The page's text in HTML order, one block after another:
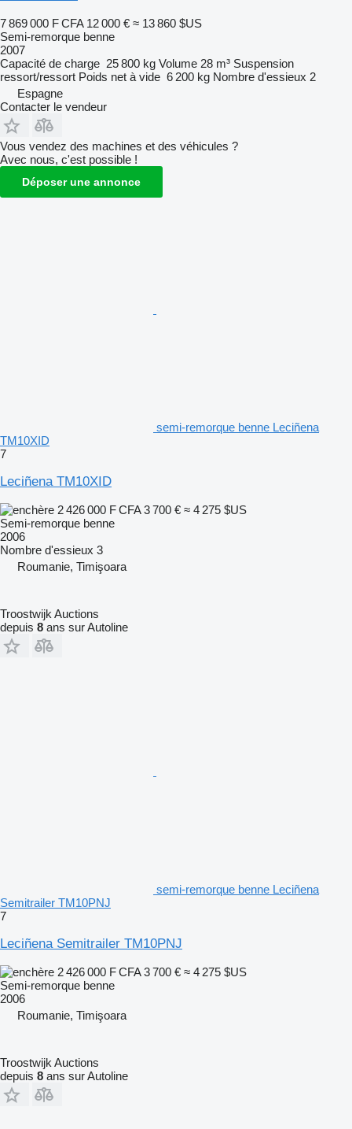
7 869 000 F CFA 12 000 € ≈ 13 860 $US
Semi-remorque benne
2007
Capacité de charge 25 800 kg Volume 28 m³ Suspension
ressort/ressort Poids net à vide 6 200 kg Nombre d'essieux 2
Espagne
Contacter le vendeur
Vous vendez des machines et des véhicules ?
Avec nous, c'est possible !
Déposer une annonce
semi-remorque benne Leciñena
TM10XID
7
Leciñena TM10XID
2 426 000 F CFA3 700 € ≈ 4 275 $US
Semi-remorque benne
2006
Nombre d'essieux 3
Roumanie, Timişoara
Troostwijk Auctions
depuis 8 ans sur Autoline
semi-remorque benne Leciñena
Semitrailer TM10PNJ
7
Leciñena Semitrailer TM10PNJ
2 426 000 F CFA3 700 € ≈ 4 275 $US
Semi-remorque benne
2006
Roumanie, Timişoara
Troostwijk Auctions
depuis 8 ans sur Autoline